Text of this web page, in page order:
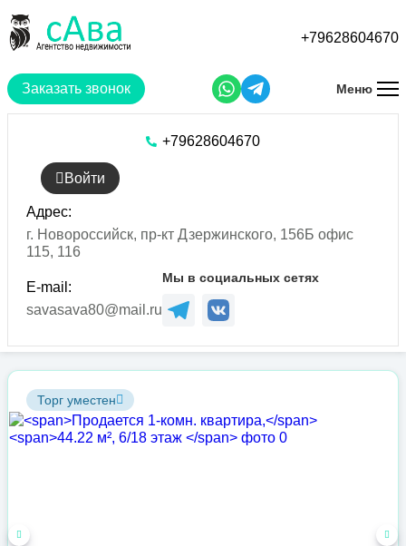
основному
Заказать звонок
+79628604670
Меню
+79628604670
Войти
Адрес:
г. Новороссийск, пр-кт Дзержинского, 156Б офис
115, 116
E-mail:
savasava80@mail.ru
Мы в социальных сетях
Торг уместен